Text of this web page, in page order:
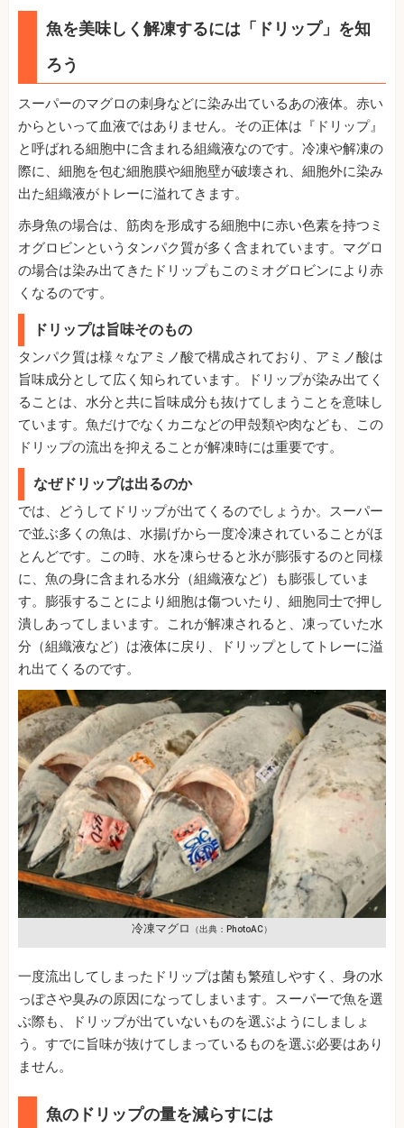
魚を美味しく解凍するには「ドリップ」を知
ろう
スーパーのマグロの刺身などに染み出ているあの液体。赤い
からといって血液ではありません。その正体は『ドリップ』
と呼ばれる細胞中に含まれる組織液なのです。冷凍や解凍の
際に、細胞を包む細胞膜や細胞壁が破壊され、細胞外に染み
出た組織液がトレーに溢れてきます。
赤身魚の場合は、筋肉を形成する細胞中に赤い色素を持つミ
オグロビンというタンパク質が多く含まれています。マグロ
の場合は染み出てきたドリップもこのミオグロビンにより赤
くなるのです。
ドリップは旨味そのもの
タンパク質は様々なアミノ酸で構成されており、アミノ酸は
旨味成分として広く知られています。ドリップが染み出てく
ることは、水分と共に旨味成分も抜けてしまうことを意味し
ています。魚だけでなくカニなどの甲殻類や肉なども、この
ドリップの流出を抑えることが解凍時には重要です。
なぜドリップは出るのか
では、どうしてドリップが出てくるのでしょうか。スーパー
で並ぶ多くの魚は、水揚げから一度冷凍されていることがほ
とんどです。この時、水を凍らせると氷が膨張するのと同様
に、魚の身に含まれる水分（組織液など）も膨張していま
す。膨張することにより細胞は傷ついたり、細胞同士で押し
潰しあってしまいます。これが解凍されると、凍っていた水
分（組織液など）は液体に戻り、ドリップとしてトレーに溢
れ出てくるのです。
冷凍マグロ （出典：PhotoAC）
一度流出してしまったドリップは菌も繁殖しやすく、身の水
っぽさや臭みの原因になってしまいます。スーパーで魚を選
ぶ際も、ドリップが出ていないものを選ぶようにしましょ
う。すでに旨味が抜けてしまっているものを選ぶ必要はあり
ません。
魚のドリップの量を減らすには